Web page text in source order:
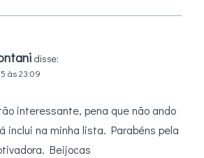
disse:
às 23:09
interessante, pena que não ando
inclui na minha lista. Parabéns pela
Beijocas